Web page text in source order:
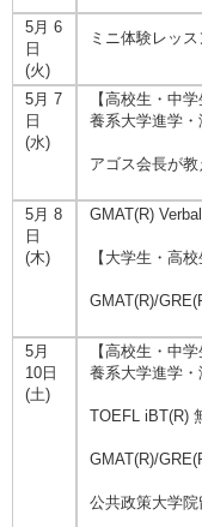
5月 6
日
(火)
ミニ体験レッ
5月 7
日
(水)
【高校生・中
養系大学進学・
アゴス会長が
5月 8
日
(木)
GMAT(R)
【大学生・高
GMAT(R)/
5月
10日
(土)
【高校生・中
養系大学進学・
TOEFL iBT(R)
GMAT(R)/
公共政策大学